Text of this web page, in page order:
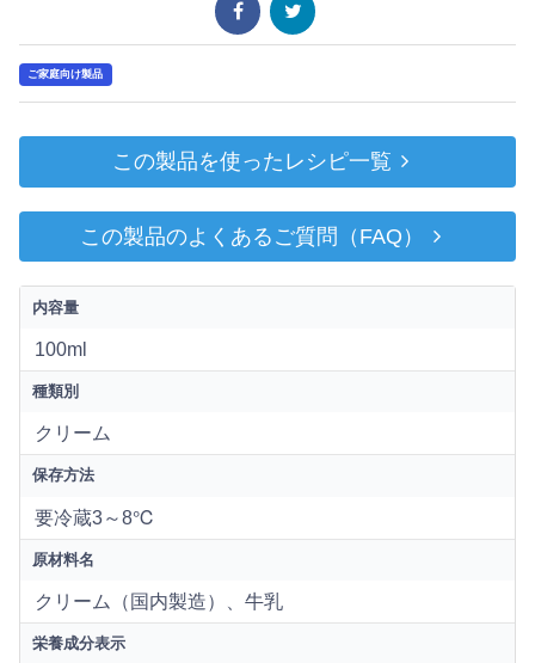
ご家庭向け製品
この製品を使ったレシピ一覧
この製品のよくあるご質問（FAQ）
内容量
100ml
種類別
クリーム
保存方法
要冷蔵3～8℃
原材料名
クリーム（国内製造）、牛乳
栄養成分表示